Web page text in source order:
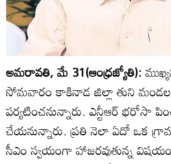
అమరావతి, మే 31(ఆంధ్రజ్యోతి):
సోమవారం కాకినాడ జిల్లా తుని
పర్యటించనున్నారు. ఎన్టీఆర్‌ భరోసా
చేయనున్నారు. ప్రతి నెలా ఏదో ఒక
సీఎం స్వయంగా హాజరవుతున్న